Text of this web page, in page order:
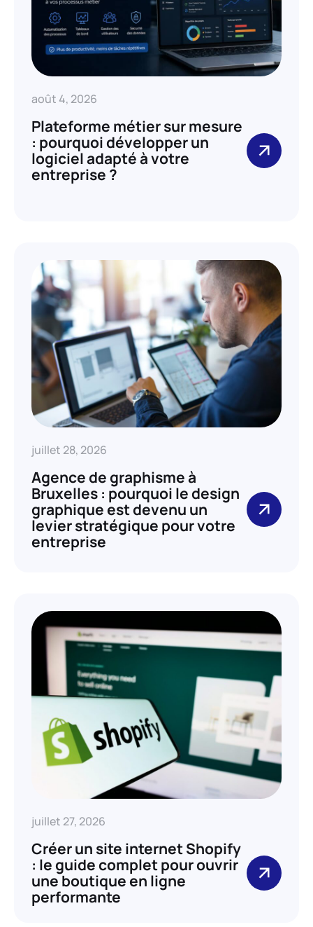
août 4, 2026
Plateforme métier sur mesure
: pourquoi développer un
logiciel adapté à votre
entreprise ?
juillet 28, 2026
Agence de graphisme à
Bruxelles : pourquoi le design
graphique est devenu un
levier stratégique pour votre
entreprise
juillet 27, 2026
Créer un site internet Shopify
: le guide complet pour ouvrir
une boutique en ligne
performante